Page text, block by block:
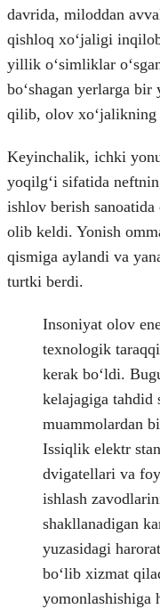
davrida, miloddan
qishloq xoʻjaligi
yillik oʻsimliklar
boʻshagan yerlarga
qilib, olov xoʻjalikning
Keyinchalik, ichki
yoqilgʻi sifatida
ishlov berish
olib keldi. Yonish
qismiga aylandi va
turtki berdi.
Insoniyat olov
texnologik
kerak boʻldi.
kelajagiga tahdid
muammolardan
Issiqlik elektr
dvigatellari va
ishlash
shakllanadigan
yuzasidagi
boʻlib xizmat
yomonlashishiga